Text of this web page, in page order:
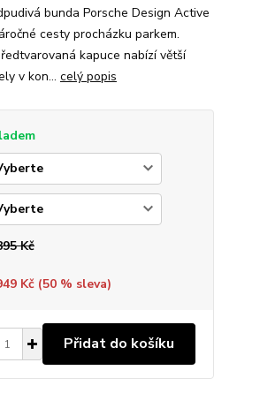
bunda Porsche Design Active
cesty procházku parkem.
kapuce nabízí větší
v kon... celý popis
Kč
Kč (50% sleva)
Přidat do košíku